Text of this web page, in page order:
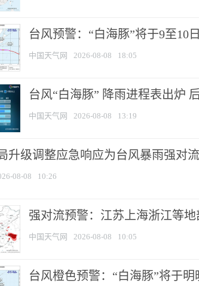
台风预警：“白海豚”将于9至10
中国天气网 2026-08-08 18:05
台风“白海豚” 降雨进程表出炉
中国天气网 2026-08-08 13:19
升级调整应急响应为台风暴雨强对
08-08 10:26
强对流预警：江苏上海浙江等
中国天气网 2026-08-08 10:05
台风橙色预警：“白海豚”将于